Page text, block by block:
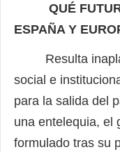
QUÉ
ESPAÑA Y
Resulta
social e
para la salida del
una entelequia, el
formulado tras su